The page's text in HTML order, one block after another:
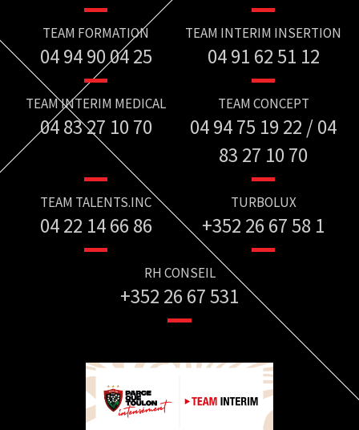
TEAM FORMATION
04 94 90 04 25
TEAM INTERIM INSERTION
04 91 62 51 12
TEAM INTERIM MEDICAL
04 83 27 10 70
TEAM CONCEPT
04 94 75 19 22 / 04
83 27 10 70
TEAM TALENTS.INC
04 22 14 66 86
TURBOLUX
+352 26 67 58 1
RH CONSEIL
+352 26 67 531